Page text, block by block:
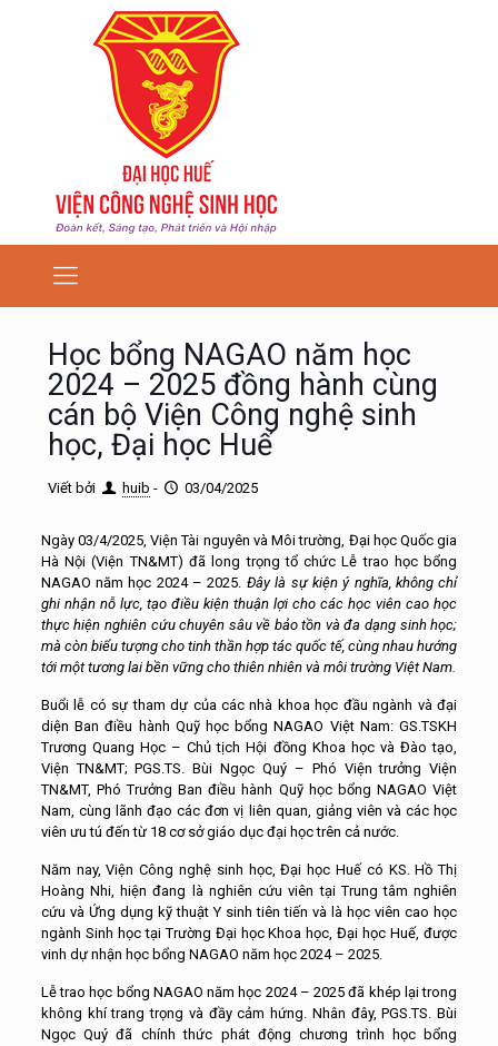
Học bổng NAGAO năm học
2024 – 2025 đồng hành cùng
cán bộ Viện Công nghệ sinh
học, Đại học Huế
Viết bởi huib - 03/04/2025
Ngày 03/4/2025, Viện Tài nguyên và Môi trường, Đại học Quốc gia
Hà Nội (Viện TN&MT) đã long trọng tổ chức Lễ trao học bổng
NAGAO năm học 2024 – 2025. Đây là sự kiện ý nghĩa, không chỉ
ghi nhận nỗ lực, tạo điều kiện thuận lợi cho các học viên cao học
thực hiện nghiên cứu chuyên sâu về bảo tồn và đa dạng sinh học;
mà còn biểu tượng cho tinh thần hợp tác quốc tế, cùng nhau hướng
tới một tương lai bền vững cho thiên nhiên và môi trường Việt Nam.
Buổi lễ có sự tham dự của các nhà khoa học đầu ngành và đại
diện Ban điều hành Quỹ học bổng NAGAO Việt Nam: GS.TSKH
Trương Quang Học – Chủ tịch Hội đồng Khoa học và Đào tạo,
Viện TN&MT; PGS.TS. Bùi Ngọc Quý – Phó Viện trưởng Viện
TN&MT, Phó Trưởng Ban điều hành Quỹ học bổng NAGAO Việt
Nam, cùng lãnh đạo các đơn vị liên quan, giảng viên và các học
viên ưu tú đến từ 18 cơ sở giáo dục đại học trên cả nước.
Năm nay, Viện Công nghệ sinh học, Đại học Huế có KS. Hồ Thị
Hoàng Nhi, hiện đang là nghiên cứu viên tại Trung tâm nghiên
cứu và Ứng dụng kỹ thuật Y sinh tiên tiến và là học viên cao học
ngành Sinh học tại Trường Đại học Khoa học, Đại học Huế, được
vinh dự nhận học bổng NAGAO năm học 2024 – 2025.
Lễ trao học bổng NAGAO năm học 2024 – 2025 đã khép lại trong
không khí trang trọng và đầy cảm hứng. Nhân đây, PGS.TS. Bùi
Ngọc Quý đã chính thức phát động chương trình học bổng